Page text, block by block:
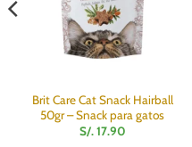
Brit Care Cat Snack Hairball
50gr – Snack para gatos
S/.17.90